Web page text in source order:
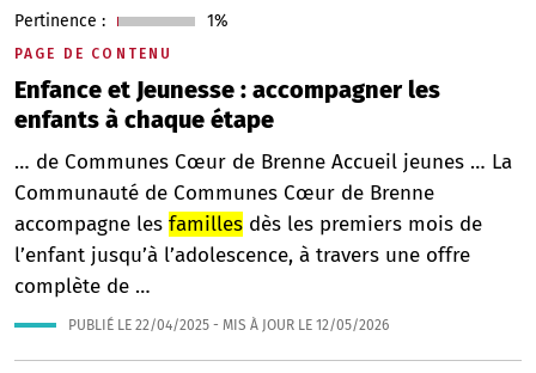
PAGE DE CONTENU
Enfance et Jeunesse : accompagner les
enfants à chaque étape
Pertinence : 1%
… de Communes Cœur de Brenne Accueil jeunes … La
Communauté de Communes Cœur de Brenne
accompagne les familles dès les premiers mois de
l’enfant jusqu’à l’adolescence, à travers une offre
complète de …
PUBLIÉ LE 22/04/2025 - MIS À JOUR LE 12/05/2026